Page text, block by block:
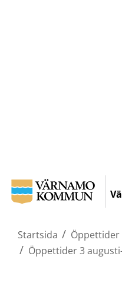
huvudinnehållet
Startsida / Öppettider
/ Öppettider 3